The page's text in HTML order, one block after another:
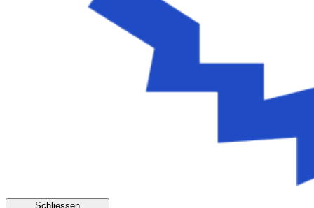
Schliessen